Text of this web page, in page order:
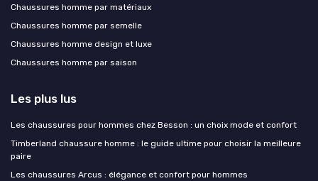
Chaussures homme par matériaux
Chaussures homme par semelle
Chaussures homme design et luxe
Chaussures homme par saison
Les plus lus
Les chaussures pour hommes chez Besson : un choix mode et confort
Timberland chaussure homme : le guide ultime pour choisir la meilleure
paire
Les chaussures Arcus : élégance et confort pour hommes